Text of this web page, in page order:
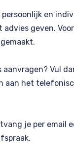
en
geven.
Vul
aan het
je per email